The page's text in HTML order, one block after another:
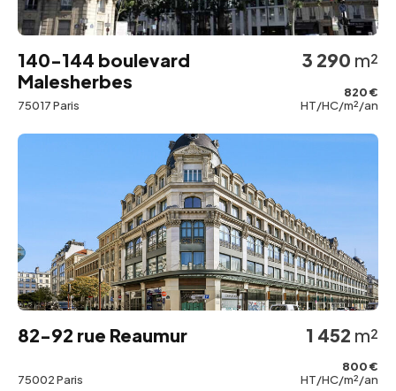
140-144 boulevard
Malesherbes
75017 Paris
3 290 m²
820 €
HT/HC/m²/an
82-92 rue Reaumur
75002 Paris
1 452 m²
800 €
HT/HC/m²/an